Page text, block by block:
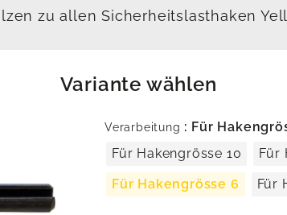
zu allen Sicherheitslasthaken
Variante wählen
Verarbeitung : Für
Für Hakengrösse 10
Für
Für Hakengrösse 6
Für